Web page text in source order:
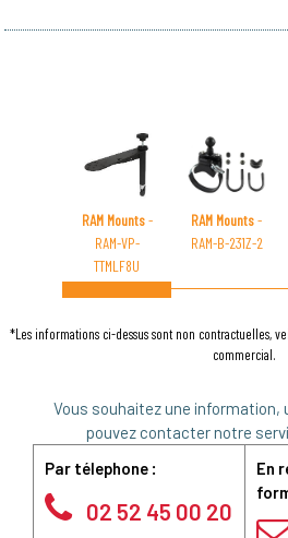
RAM Mounts-
RAM-VP-
TTMLF8U
RAM Mounts-
RAM-B-231Z-2
*Les informations ci-dessus sont non contractuelles,
commercial.
Vous souhaitez une information,
pouvez contacter notre
Par télephone :
02 52 45 00 20
En